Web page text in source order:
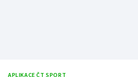
APLIKACE ČT SPORT